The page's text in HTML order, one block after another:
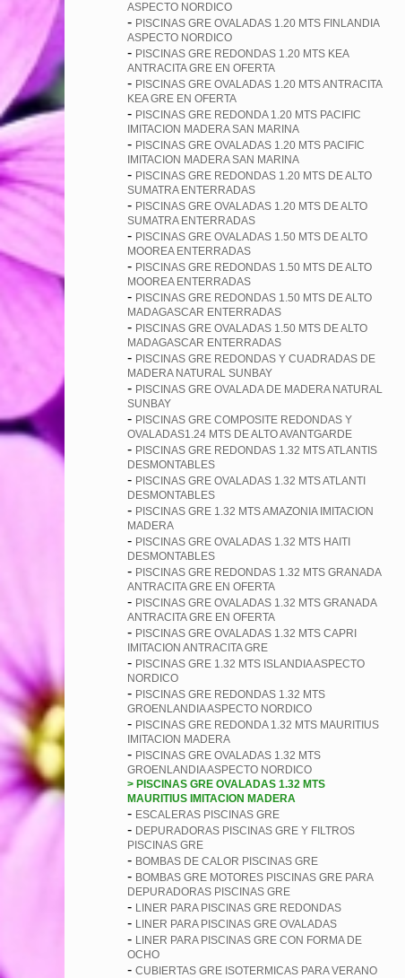
ASPECTO NORDICO
- PISCINAS GRE OVALADAS 1.20 MTS FINLANDIA
ASPECTO NORDICO
- PISCINAS GRE REDONDAS 1.20 MTS KEA
ANTRACITA GRE EN OFERTA
- PISCINAS GRE OVALADAS 1.20 MTS ANTRACITA
KEA GRE EN OFERTA
- PISCINAS GRE REDONDA 1.20 MTS PACIFIC
IMITACION MADERA SAN MARINA
- PISCINAS GRE OVALADAS 1.20 MTS PACIFIC
IMITACION MADERA SAN MARINA
- PISCINAS GRE REDONDAS 1.20 MTS DE ALTO
SUMATRA ENTERRADAS
- PISCINAS GRE OVALADAS 1.20 MTS DE ALTO
SUMATRA ENTERRADAS
- PISCINAS GRE OVALADAS 1.50 MTS DE ALTO
MOOREA ENTERRADAS
- PISCINAS GRE REDONDAS 1.50 MTS DE ALTO
MOOREA ENTERRADAS
- PISCINAS GRE REDONDAS 1.50 MTS DE ALTO
MADAGASCAR ENTERRADAS
- PISCINAS GRE OVALADAS 1.50 MTS DE ALTO
MADAGASCAR ENTERRADAS
- PISCINAS GRE REDONDAS Y CUADRADAS DE
MADERA NATURAL SUNBAY
- PISCINAS GRE OVALADA DE MADERA NATURAL
SUNBAY
- PISCINAS GRE COMPOSITE REDONDAS Y
OVALADAS1.24 MTS DE ALTO AVANTGARDE
- PISCINAS GRE REDONDAS 1.32 MTS ATLANTIS
DESMONTABLES
- PISCINAS GRE OVALADAS 1.32 MTS ATLANTI
DESMONTABLES
- PISCINAS GRE 1.32 MTS AMAZONIA IMITACION
MADERA
- PISCINAS GRE OVALADAS 1.32 MTS HAITI
DESMONTABLES
- PISCINAS GRE REDONDAS 1.32 MTS GRANADA
ANTRACITA GRE EN OFERTA
- PISCINAS GRE OVALADAS 1.32 MTS GRANADA
ANTRACITA GRE EN OFERTA
- PISCINAS GRE OVALADAS 1.32 MTS CAPRI
IMITACION ANTRACITA GRE
- PISCINAS GRE 1.32 MTS ISLANDIA ASPECTO
NORDICO
- PISCINAS GRE REDONDAS 1.32 MTS
GROENLANDIA ASPECTO NORDICO
- PISCINAS GRE REDONDA 1.32 MTS MAURITIUS
IMITACION MADERA
- PISCINAS GRE OVALADAS 1.32 MTS
GROENLANDIA ASPECTO NORDICO
> PISCINAS GRE OVALADAS 1.32 MTS
MAURITIUS IMITACION MADERA
- ESCALERAS PISCINAS GRE
- DEPURADORAS PISCINAS GRE Y FILTROS
PISCINAS GRE
- BOMBAS DE CALOR PISCINAS GRE
- BOMBAS GRE MOTORES PISCINAS GRE PARA
DEPURADORAS PISCINAS GRE
- LINER PARA PISCINAS GRE REDONDAS
- LINER PARA PISCINAS GRE OVALADAS
- LINER PARA PISCINAS GRE CON FORMA DE
OCHO
- CUBIERTAS GRE ISOTERMICAS PARA VERANO